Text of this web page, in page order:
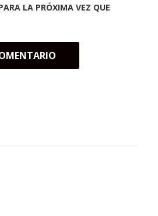
LA PRÓXIMA VEZ QUE